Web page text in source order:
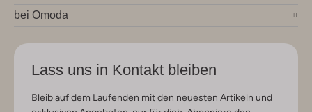
bei Omoda
Lass uns in Kontakt bleiben
Bleib auf dem Laufenden mit den neuesten Artikeln und